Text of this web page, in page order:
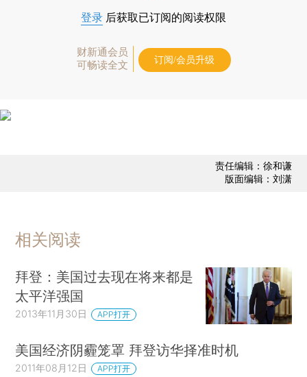
登录 后获取已订阅的阅读权限
财新通会员
可畅读全文
订阅/会员升级
责任编辑：徐和谦
版面编辑：刘潇
相关阅读
拜登：美国过去现在将来都是
太平洋强国
2013年11月30日 APP打开
美国经济阴霾笼罩 拜登访华择准时机
2011年08月12日 APP打开